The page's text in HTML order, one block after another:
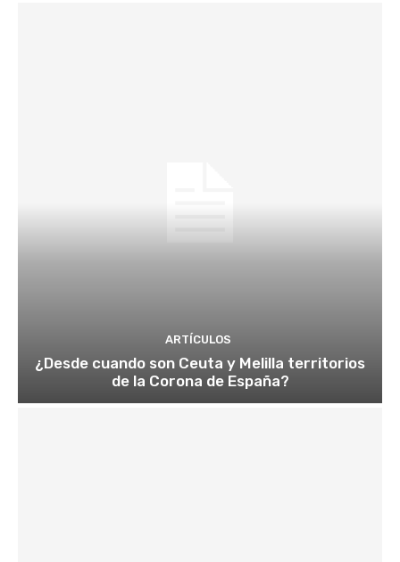
ARTÍCULOS
¿Desde cuando son Ceuta y Melilla territorios
de la Corona de España?